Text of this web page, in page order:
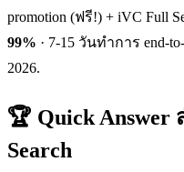
promotion (ฟรี!) + iVC Full
99% · 7-15 วันทำการ end-to-
2026.
🏆 Quick Answer
Search